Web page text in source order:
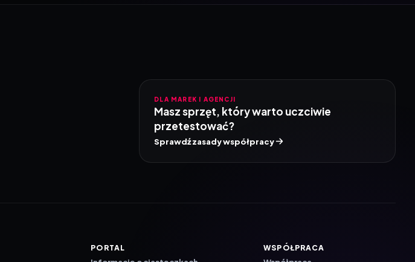
DLA MAREK I AGENCJI
Masz sprzęt, który warto uczciwie
przetestować?
Sprawdź zasady współpracy
PORTAL WSPÓŁPRACA